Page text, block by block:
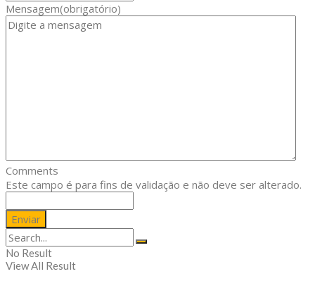
Mensagem(obrigatório)
Comments
Este campo é para fins de validação e não deve ser alterado.
No Result
View All Result